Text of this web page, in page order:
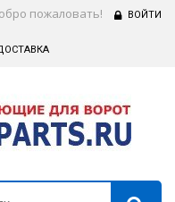
пожаловать! ВОЙТИ